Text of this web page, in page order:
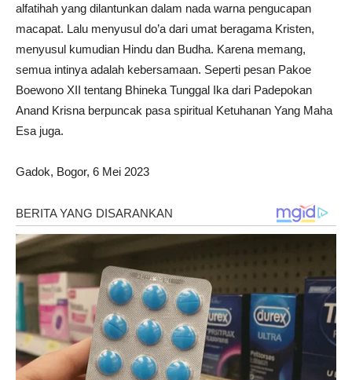
alfatihah yang dilantunkan dalam nada warna pengucapan
macapat. Lalu menyusul do’a dari umat beragama Kristen,
menyusul kumudian Hindu dan Budha. Karena memang,
semua intinya adalah kebersamaan. Seperti pesan Pakoe
Boewono XII tentang Bhineka Tunggal Ika dari Padepokan
Anand Krisna berpuncak pasa spiritual Ketuhanan Yang Maha
Esa juga.
Gadok, Bogor, 6 Mei 2023